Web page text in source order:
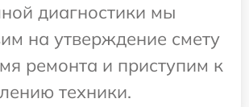
диагностики мы
на утверждение смету
ремонта и приступим к
техники.